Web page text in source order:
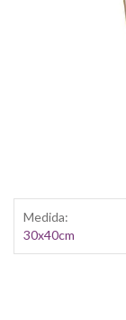
Medida:
30x40cm